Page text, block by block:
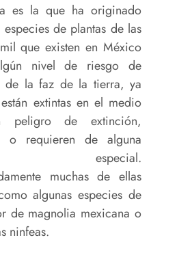
es la que ha originado
de plantas de las
que existen en México
nivel de riesgo de
de la faz de la tierra, ya
extintas en el medio
peligro de extinción,
o requieren de alguna
especial.
muchas de ellas
algunas especies de
de magnolia mexicana o
ninfeas.